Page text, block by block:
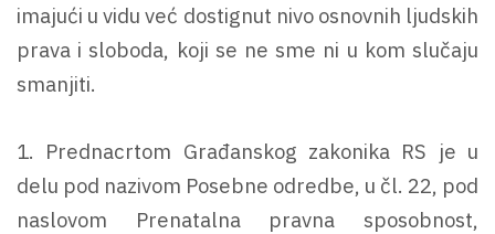
imajući u vidu već dostignut nivo osnovnih ljudskih
prava i sloboda, koji se ne sme ni u kom slučaju
smanjiti.
1. Prednacrtom Građanskog zakonika RS je u
delu pod nazivom Posebne odredbe, u čl. 22, pod
naslovom Prenatalna pravna sposobnost,